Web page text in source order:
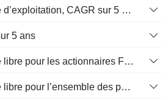
Flux de trésorerie d’exploitation, CAGR sur 5 ans
5 ans
Flux de trésorerie libre pour les actionnaires FCFE, CAGR sur 5 ans
Flux de trésorerie libre pour l’ensemble des pourvoyeurs de fonds (créanciers et actionnaires) FCFF, CAGR sur 5 ans